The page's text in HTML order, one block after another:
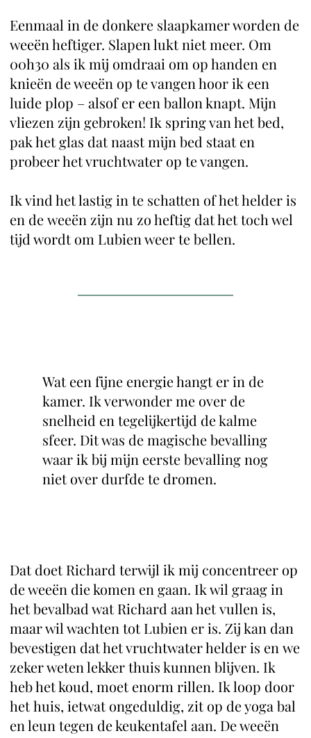
Eenmaal in de donkere slaapkamer worden de
weeën heftiger. Slapen lukt niet meer. Om
00h30 als ik mij omdraai om op handen en
knieën de weeën op te vangen hoor ik een
luide plop – alsof er een ballon knapt. Mijn
vliezen zijn gebroken! Ik spring van het bed,
pak het glas dat naast mijn bed staat en
probeer het vruchtwater op te vangen.
Ik vind het lastig in te schatten of het helder is
en de weeën zijn nu zo heftig dat het toch wel
tijd wordt om Lubien weer te bellen.
Wat een fijne energie hangt er in de
kamer. Ik verwonder me over de
snelheid en tegelijkertijd de kalme
sfeer. Dit was de magische bevalling
waar ik bij mijn eerste bevalling nog
niet over durfde te dromen.
Dat doet Richard terwijl ik mij concentreer op
de weeën die komen en gaan. Ik wil graag in
het bevalbad wat Richard aan het vullen is,
maar wil wachten tot Lubien er is. Zij kan dan
bevestigen dat het vruchtwater helder is en we
zeker weten lekker thuis kunnen blijven. Ik
heb het koud, moet enorm rillen. Ik loop door
het huis, ietwat ongeduldig, zit op de yoga bal
en leun tegen de keukentafel aan. De weeën